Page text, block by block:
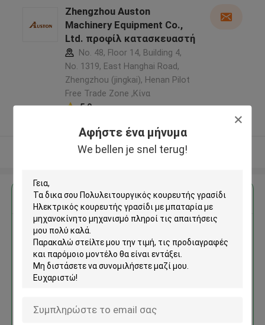
Αφήστε ένα μήνυμα
We bellen je snel terug!
Zhengzhou Auston
Machinery Equipment Co.,
Ltd. προφίλ κατασκευαστή
No. 48, Floor 14, Building 4,
No. 1319, East Hanghai Road,
Zhengzhou (jingkai), Henan Pilot
Free Trade Zone ,Κίνα
5.0
Δείτε περισσότερων
Αποκτήστε την καλύτερη τιμή για
γρασίδι Ηλεκτρικός
κουρευτής γρασίδι με
μπαταρία με μηχανοκίνητο